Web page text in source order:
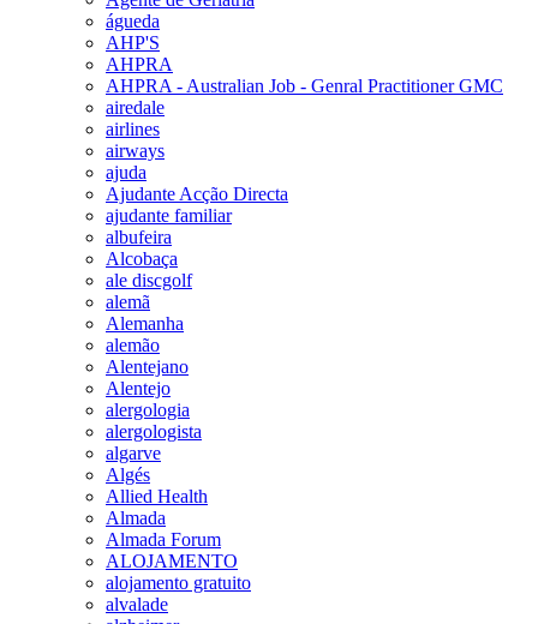
águeda
AHP'S
AHPRA
AHPRA - Australian Job - Genral Practitioner GMC
airedale
airlines
airways
ajuda
Ajudante Acção Directa
ajudante familiar
albufeira
Alcobaça
ale discgolf
alemã
Alemanha
alemão
Alentejano
Alentejo
alergologia
alergologista
algarve
Algés
Allied Health
Almada
Almada Forum
ALOJAMENTO
alojamento gratuito
alvalade